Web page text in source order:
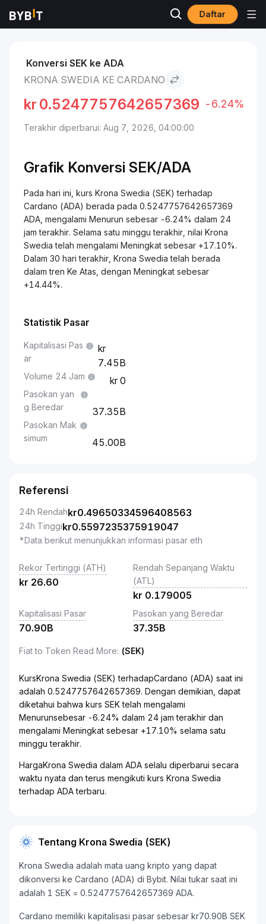
Daftar
Pasar Krona Swedia to Cardano
Konversi SEK ke ADA
KRONA SWEDIA KE CARDANO
kr 0.5247757642657369 -6.24%
Terakhir diperbarui: Aug 7, 2026, 04:00:00
Grafik Konversi SEK/ADA
Pada hari ini, kurs Krona Swedia (SEK) terhadap
Cardano (ADA) berada pada 0.5247757642657369
ADA, mengalami Menurun sebesar -6.24% dalam 24
jam terakhir. Selama satu minggu terakhir, nilai Krona
Swedia telah mengalami Meningkat sebesar +17.10%.
Dalam 30 hari terakhir, Krona Swedia telah berada
dalam tren Ke Atas, dengan Meningkat sebesar
+14.44%.
Statistik Pasar
Kapitalisasi Pas
ar
7.45B
Volume 24 Jam 0
Pasokan yan
g Beredar
37.35B
Pasokan Mak
simum
45.00B
Referensi
24h Rendahkr0.49650334596408563
24h Tinggikr0.5597235375919047
*Data berikut menunjukkan informasi pasar eth
Rekor Tertinggi (ATH)
kr 26.60
Rendah Sepanjang Waktu
(ATL)
kr 0.179005
Kapitalisasi Pasar
70.90B
Pasokan yang Beredar
37.35B
Fiat to Token Read More: (SEK)
KursKrona Swedia (SEK) terhadapCardano (ADA) saat ini
adalah 0.5247757642657369. Dengan demikian, dapat
diketahui bahwa kurs SEK telah mengalami
Menurunsebesar -6.24% dalam 24 jam terakhir dan
mengalami Meningkat sebesar +17.10% selama satu
minggu terakhir.
HargaKrona Swedia dalam ADA selalu diperbarui secara
waktu nyata dan terus mengikuti kurs Krona Swedia
terhadap ADA terbaru.
Tentang Krona Swedia (SEK)
Krona Swedia adalah mata uang kripto yang dapat
dikonversi ke Cardano (ADA) di Bybit. Nilai tukar saat ini
adalah 1 SEK = 0.5247757642657369 ADA.
Cardano memiliki kapitalisasi pasar sebesar kr70.90B SEK